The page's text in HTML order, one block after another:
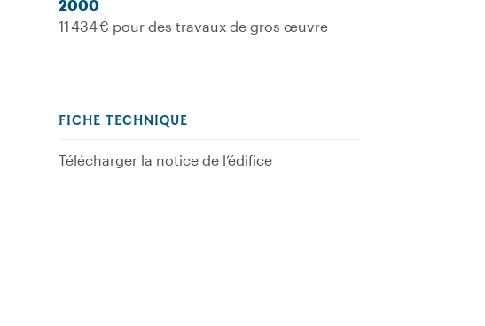
2000
11 434 € pour des travaux de gros œuvre
FICHE TECHNIQUE
Télécharger la notice de l’édifice